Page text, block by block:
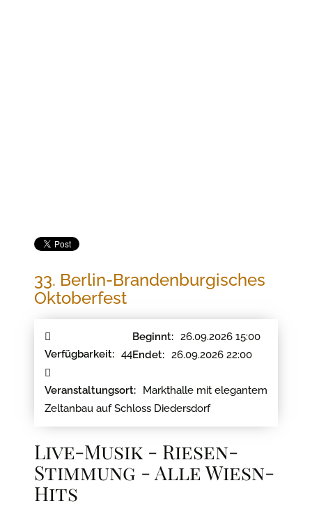
33. Berlin-Brandenburgisches
Oktoberfest
Verfügbarkeit: 44
Beginnt: 26.09.2026 15:00
Endet: 26.09.2026 22:00
Veranstaltungsort: Markthalle mit elegantem
Zeltanbau auf Schloss Diedersdorf
Live-Musik - Riesen-
Stimmung - Alle Wiesn-
Hits